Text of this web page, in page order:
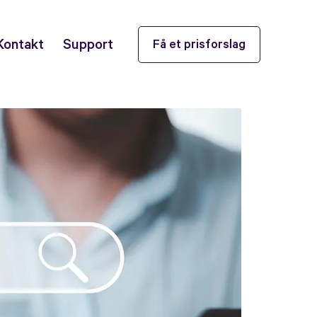
Få et prisforslag
Support